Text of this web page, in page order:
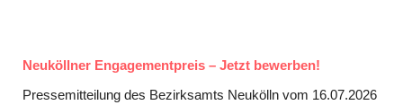
Neuköllner Engagementpreis – Jetzt bewerben!
Pressemitteilung des Bezirksamts Neukölln vom 16.07.2026